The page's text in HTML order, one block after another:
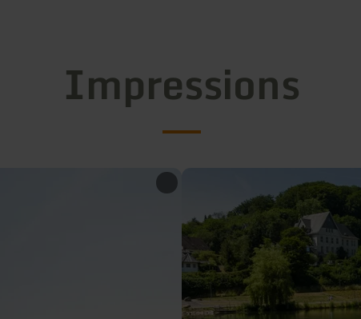
Impressions